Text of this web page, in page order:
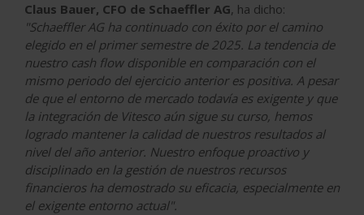
Claus Bauer, CFO de Schaeffler AG, ha dicho:
"Schaeffler AG ha continuado con éxito por el camino
elegido en el primer semestre de 2025. La tendencia de
nuestro cash flow disponible en comparación con el
mismo periodo del ejercicio anterior es positiva. A pesar
de que el entorno de mercado todavía es exigente y que
la integración de Vitesco aún sigue su curso, hemos
logrado mantener la calidad de nuestros resultados al
nivel del año anterior. Nuestro enfoque proactivo y
disciplinado en la gestión de nuestros recursos
financieros ha demostrado su eficacia, especialmente en
el exigente entorno actual".